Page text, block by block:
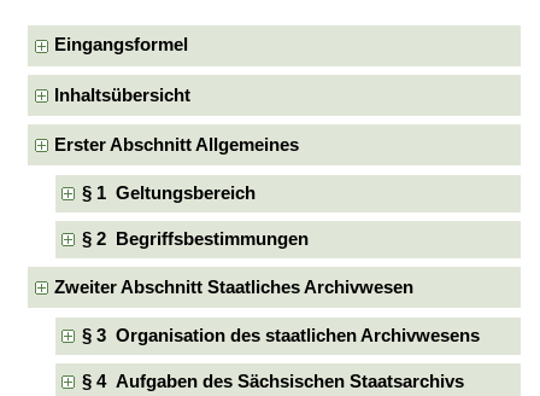
Eingangsformel
Inhaltsübersicht
Erster Abschnitt Allgemeines
§ 1 Geltungsbereich
§ 2 Begriffsbestimmungen
Zweiter Abschnitt Staatliches Archivwesen
§ 3 Organisation des staatlichen Archivwesens
§ 4 Aufgaben des Sächsischen Staatsarchivs